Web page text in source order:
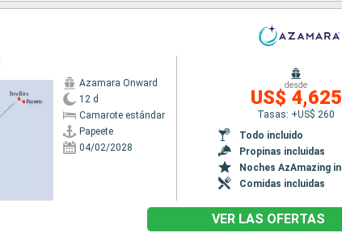
Azamara Onward
12 d
Camarote estándar
Papeete
04/02/2028
desde
US$ 4,625
Tasas: +US$ 260
Todo incluido
Propinas incluidas
Noches AzAmazing
Comidas incluidas
VER LAS OFERTAS